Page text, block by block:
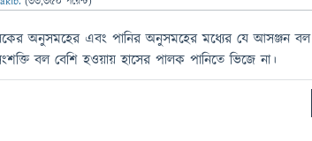
অনুসমহের এবং পানির অনুসমহের মধ্যের যে আসঞ্জন বল
বল বেশি হওয়ায় হাসের পালক পানিতে ভিজে না।